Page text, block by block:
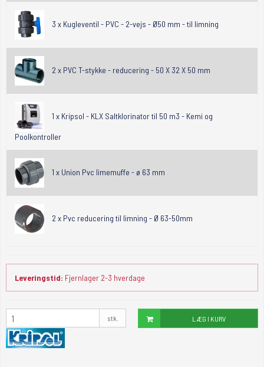
3 x Kugleventil - PVC - 2-vejs - Ø50 mm - til limning
2 x PVC T-stykke - reducering - 50 X 32 X 50 mm
1 x Kripsol - KLX Saltklorinator til 50 m3 - Kemi og
Poolkontroller
1 x Union Pvc limemuffe - ø 63 mm
2 x Pvc reducering til limning - Ø 63-50mm
Leveringstid: Fjernlager 2-3 hverdage
stk. LÆG I KURV